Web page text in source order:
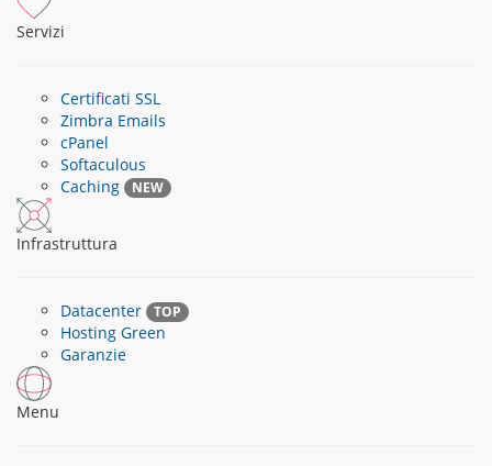
Servizi
Certificati SSL
Zimbra Emails
cPanel
Softaculous
Caching
NEW
Infrastruttura
Datacenter TOP
Hosting Green
Garanzie
Menu